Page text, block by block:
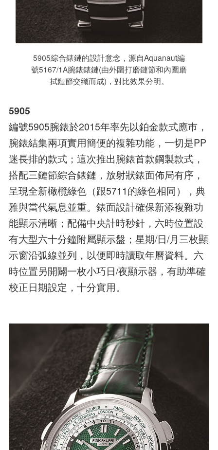
5905綜合錶鏈的設計意念，源自Aquanaut編
號5167/1A腕錶錶鏈(由外圍打磨鏈節和內圍磨
拭鏈節交織而成)，對比效果分明。
5905
編號5905腕錶於2015年率先以鉑金款式應巿，
腕錶結集兩項實用簡便的複雜功能，一切是PP
迷長排的款式；這次推出腕錶首款鋼製款式，
搭配三鏈節綜合錶鏈，放射狀錶面佈局有序，
呈現全新橄欖綠色（跟5711的綠色相同），典
雅與當代氣息並重。錶面設計確保新添複雜功
能顯示清晰；配備中央計時秒針，六時位置設
有大型六十分鐘附屬顯示盤；星期/日/月三枚顯
示窗沿弧線並列，以便即時讀取年曆資料。六
時位置另開闢一枚小巧日/夜顯示器，有助準確
校正日期設定，十分實用。